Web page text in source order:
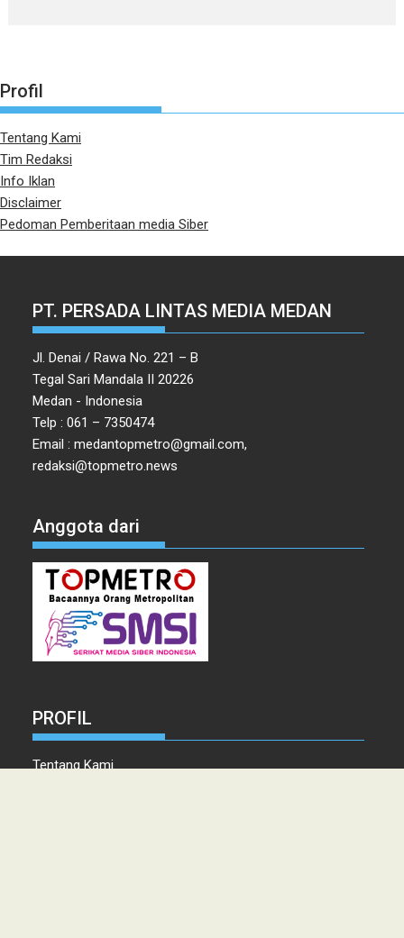
Profil
Tentang Kami
Tim Redaksi
Info Iklan
Disclaimer
Pedoman Pemberitaan media Siber
PT. PERSADA LINTAS MEDIA MEDAN
Jl. Denai / Rawa No. 221 – B
Tegal Sari Mandala II 20226
Medan - Indonesia
Telp : 061 – 7350474
Email : medantopmetro@gmail.com,
redaksi@topmetro.news
Anggota dari
PROFIL
Tentang Kami